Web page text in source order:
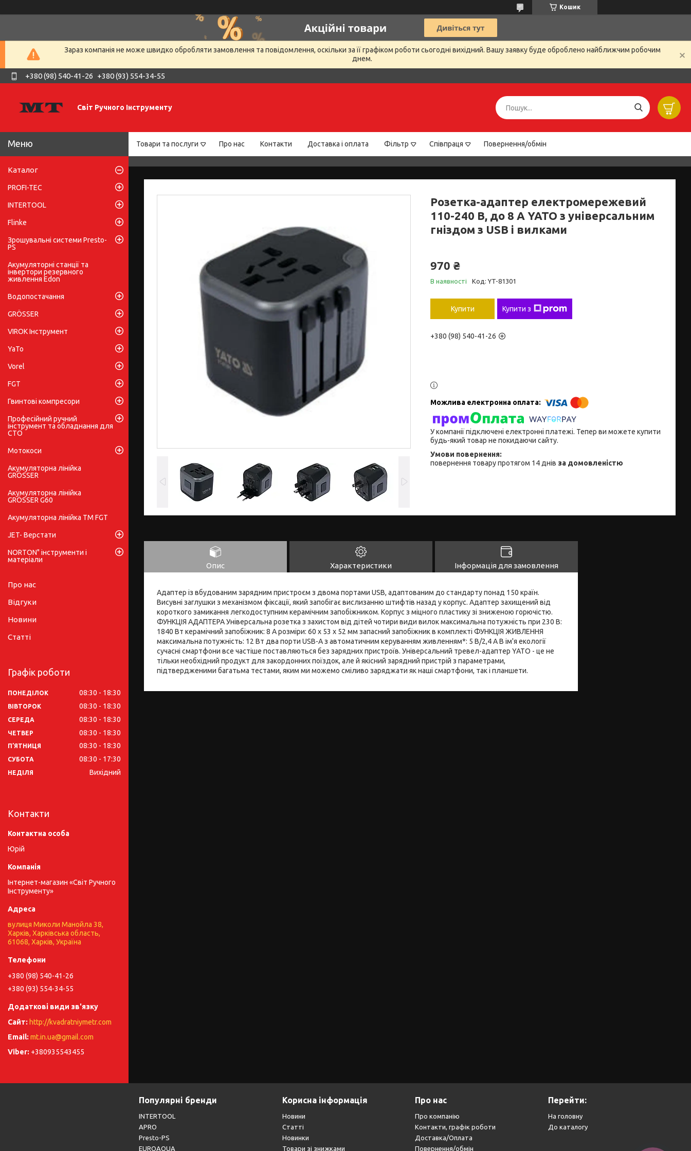
Кошик
Зараз компанія не може швидко обробляти замовлення та повідомлення, оскільки за її графіком роботи сьогодні вихідний. Вашу заявку буде оброблено найближчим робочим
днем.
+380 (98) 540-41-26 +380 (93) 554-34-55
Світ Ручного Інструменту
Товари та послуги Про нас Контакти Доставка і оплата Фільтр Співпраця Повернення/обмін
Розетка-адаптер електромережевий
110-240 В, до 8 А YATO з універсальним
гніздом з USB і вилками
970 ₴
В наявності Код:YT-81301
Купити Купити з
+380 (98) 540-41-26
У компанії підключені електронні платежі. Тепер ви можете купити
будь-який товар не покидаючи сайту.
повернення товару протягом 14 днів за домовленістю
Опис Характеристики Інформація для замовлення
Адаптер із вбудованим зарядним пристроєм з двома портами USB, адаптованим до стандарту понад 150 країн.
Висувні заглушки з механізмом фіксації, який запобігає вислизанню штифтів назад у корпус. Адаптер захищений від
короткого замикання легкодоступним керамічним запобіжником. Корпус з міцного пластику зі зниженою горючістю.
ФУНКЦІЯ АДАПТЕРА Універсальна розетка з захистом від дітей чотири види вилок максимальна потужність при 230 В:
1840 Вт керамічний запобіжник: 8 А розміри: 60 x 53 x 52 мм запасний запобіжник в комплекті ФУНКЦІЯ ЖИВЛЕННЯ
максимальна потужність: 12 Вт два порти USB-A з автоматичним керуванням живленням*: 5 В/2,4 А В ім'я екології
сучасні смартфони все частіше поставляються без зарядних пристроїв. Універсальний тревел-адаптер YATO - це не
тільки необхідний продукт для закордонних поїздок, але й якісний зарядний пристрій з параметрами,
підтвердженими багатьма тестами, яким ми можемо сміливо заряджати як наші смартфони, так і планшети.
Каталог
PROFI-TEC
INTERTOOL
Flinke
Зрошувальні системи Presto-
PS
Акумуляторні станції та
інвертори резервного
живлення Edon
Водопостачання
GRÖSSER
VIROK Інструмент
YaTo
Vorel
FGT
Гвинтові компресори
Професійний ручний
інструмент та обладнання для
СТО
Мотокоси
Акумуляторна лінійка
GRÖSSER
Акумуляторна лінійка
GRÖSSER G60
Акумуляторна лінійка ТМ FGT
JET- Верстати
NORTON" інструменти і
матеріали
Про нас
Відгуки
Новини
Статті
Графік роботи
ПОНЕДІЛОК 08:30 18:30
ВІВТОРОК 08:30 18:30
СЕРЕДА 08:30 18:30
ЧЕТВЕР 08:30 18:30
ПʼЯТНИЦЯ 08:30 18:30
СУБОТА 08:30 17:30
НЕДІЛЯ Вихідний
Контакти
Юрій
Інтернет-магазин «Світ Ручного
Інструменту»
вулиця Миколи Манойла 38,
Харків, Харківська область,
61068, Харків, Україна
+380 (98) 540-41-26
+380 (93) 554-34-55
http://kvadratniymetr.com
mt.in.ua@gmail.com
+380935543455
Популярні бренди
INTERTOOL
APRO
Presto-PS
EUROAQUA
Корисна інформація
Новини
Статті
Новинки
Товари зі знижками
Про нас
Про компанію
Контакти, графік роботи
Доставка/Оплата
Повернення/обмін
Перейти:
На головну
До каталогу